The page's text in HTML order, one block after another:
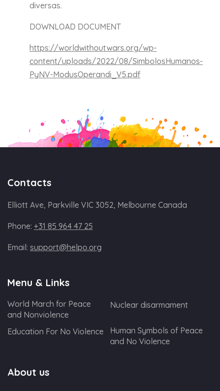
diversas.
DOWNLOAD DOCUMENT
https://worldwithoutwars.org/wp-
content/uploads/2022/08/SimbolosHumanos-
PyNV-ModusOperandi_V5.pdf
Contacts
Elliott Ave, Parkville VIC 3052, Melbourne Canada
Phone: +31 85 964 47 25
Email: support@helpo.org
Menu & Links
World March for Peace
and Nonviolence
Nuclear disarmament
Education For No Violence
Human Symbols of Peace
and No Violence
About us